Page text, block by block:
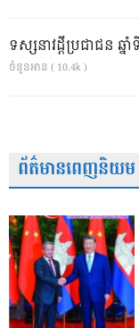
ទស្សនាវដ្ដីប្រជាជន ឆ្
ចំនួនអាន ( 10.4k )
ព័ត៌មានពេញនិយម